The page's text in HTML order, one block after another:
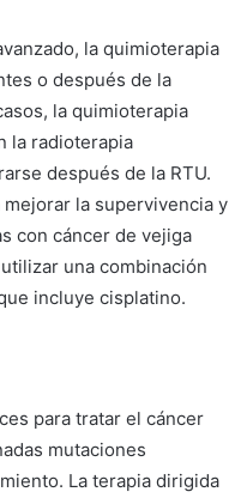
la quimioterapia
o después de la
la quimioterapia
la radioterapia
después de la RTU.
la supervivencia y
con cáncer de vejiga
una combinación
incluye cisplatino.
para tratar el cáncer
mutaciones
La terapia dirigida